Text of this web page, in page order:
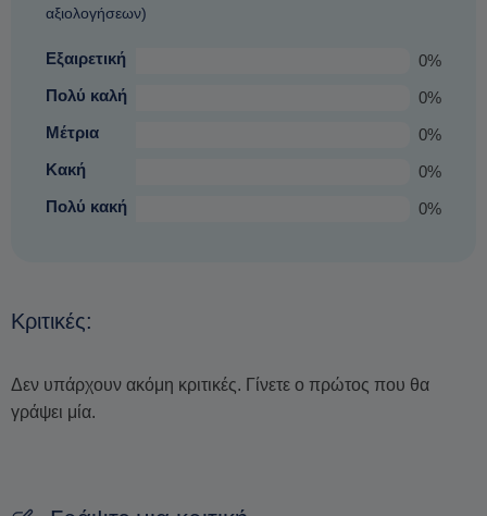
αξιολογήσεων)
Εξαιρετική
0%
Πολύ καλή
0%
Μέτρια
0%
Κακή
0%
Πολύ κακή
0%
Κριτικές:
Δεν υπάρχουν ακόμη κριτικές. Γίνετε ο πρώτος που θα
γράψει μία.